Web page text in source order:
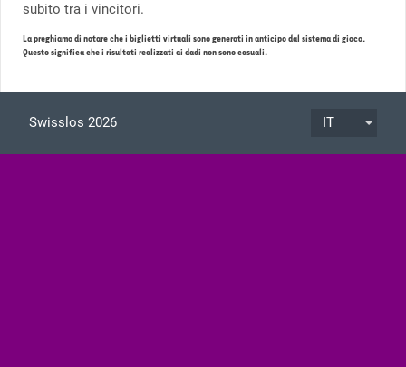
subito tra i vincitori.
La preghiamo di notare che i biglietti virtuali sono generati in anticipo dal sistema di gioco.
Questo significa che i risultati realizzati ai dadi non sono casuali.
Swisslos 2026 IT